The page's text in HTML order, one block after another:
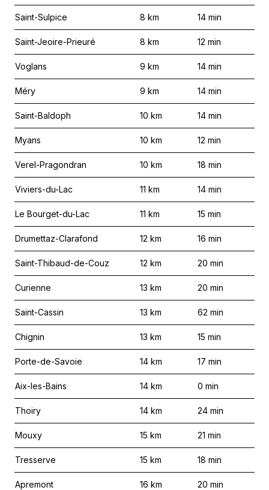
Saint-Sulpice 8 km 14 min
Saint-Jeoire-Prieuré 8 km 12 min
Voglans 9 km 14 min
Méry 9 km 14 min
Saint-Baldoph 10 km 14 min
Myans 10 km 12 min
Verel-Pragondran 10 km 18 min
Viviers-du-Lac 11 km 14 min
Le Bourget-du-Lac 11 km 15 min
Drumettaz-Clarafond 12 km 16 min
Saint-Thibaud-de-Couz 12 km 20 min
Curienne 13 km 20 min
Saint-Cassin 13 km 62 min
Chignin 13 km 15 min
Porte-de-Savoie 14 km 17 min
Aix-les-Bains 14 km 0 min
Thoiry 14 km 24 min
Mouxy 15 km 21 min
Tresserve 15 km 18 min
Apremont 16 km 20 min